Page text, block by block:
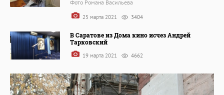
Фото Романа Васильева
25 марта 2021 3404
В Саратове из Дома кино исчез Андрей
Тарковский
19 марта 2021 4662